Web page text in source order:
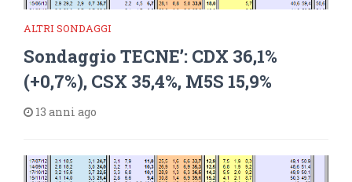
ALTRI SONDAGGI
Sondaggio TECNE’: CDX 36,1%
(+0,7%), CSX 35,4%, M5S 15,9%
13 anni ago